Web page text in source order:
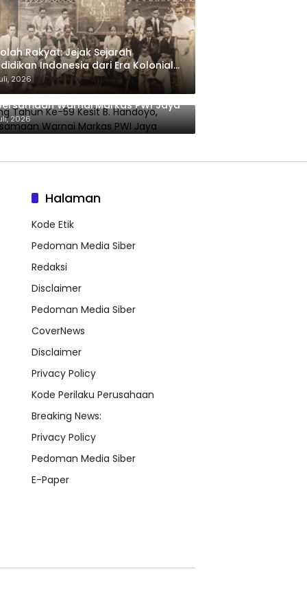
Rakyat: Jejak Sejarah
Indonesia dari Era Kolonial
Program Strategis
Prabowo
2026
Tahun Ke-59 Kesit B. Handoyo,
Warnai Markas PWI Jaya
2026
Halaman
Kode Etik
Pedoman Media Siber
Redaksi
Disclaimer
Pedoman Media Siber
CoverNews
Disclaimer
Privacy Policy
Kode Perilaku Perusahaan
Breaking News:
Privacy Policy
Pedoman Media Siber
E-Paper